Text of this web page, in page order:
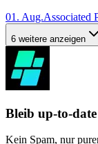
01. Aug.Associated
6 weitere anzeigen
Bleib up-to-date
Kein Spam, nur